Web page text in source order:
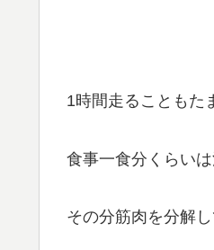
1時間走ることもた
食事一食分くらい
その分筋肉を分解